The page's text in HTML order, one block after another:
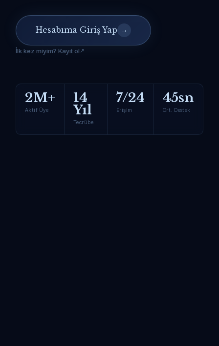
Hesabıma Giriş Yap →
İlk kez miyim? Kayıt ol
2M+
Aktif Üye
14
Yıl
Tecrübe
7/24
Erişim
45sn
Ort. Destek